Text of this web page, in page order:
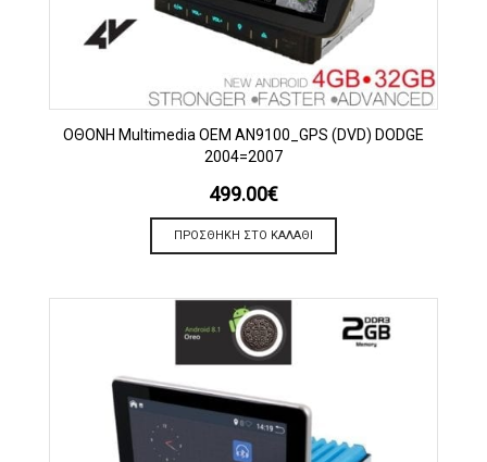
OΘΟΝΗ Multimedia OEM AN9100_GPS (DVD) DODGE
2004=2007
499.00€
ΠΡΟΣΘΉΚΗ ΣΤΟ ΚΑΛΆΘΙ